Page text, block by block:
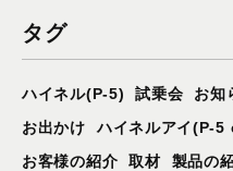
タグ
ハイネル(P-5) 試乗会 お知
お出かけ
ハイネルアイ(P-5
お客様の紹介
取材
製品の